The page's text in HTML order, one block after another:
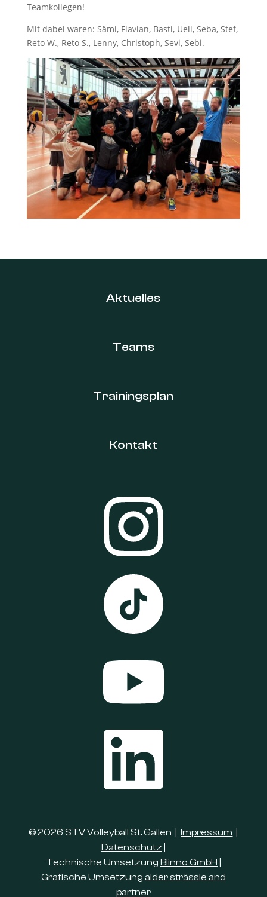
Teamkollegen!
Mit dabei waren: Sämi, Flavian, Basti, Ueli, Seba, Stef,
Reto W., Reto S., Lenny, Christoph, Sevi, Sebi.
Aktuelles
Teams
Trainingsplan
Kontakt
© 2026 STV Volleyball St. Gallen |Impressum
Datenschutz
Technische Umsetzung Blinno GmbH
Grafische Umsetzung alder strässle and
partner